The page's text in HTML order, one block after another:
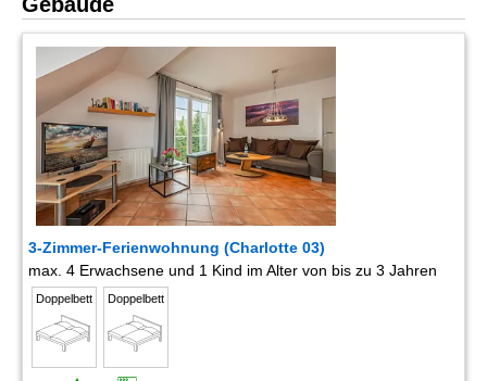
3-Zimmer-Ferienwohnung (Charlotte 03)
max. 4 Erwachsene und 1 Kind im Alter von bis zu 3 Jahren
Doppelbett Doppelbett